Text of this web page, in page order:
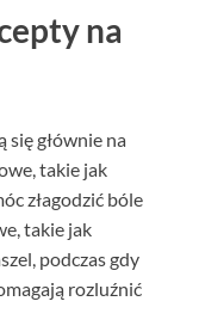
na
się głównie na
takie jak
złagodzić bóle
takie jak
podczas gdy
rozluźnić